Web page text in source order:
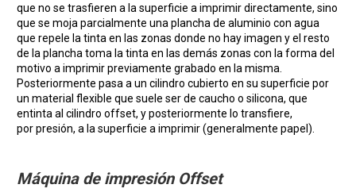
que no se trasfieren a la superficie a imprimir directamente, sino
que se moja parcialmente una plancha de aluminio con agua
que repele la tinta en las zonas donde no hay imagen y el resto
de la plancha toma la tinta en las demás zonas con la forma del
motivo a imprimir previamente grabado en la misma.
Posteriormente pasa a un cilindro cubierto en su superficie por
un material flexible que suele ser de caucho o silicona, que
entinta al cilindro offset, y posteriormente lo transfiere,
por presión, a la superficie a imprimir (generalmente papel).
Máquina de impresión Offset